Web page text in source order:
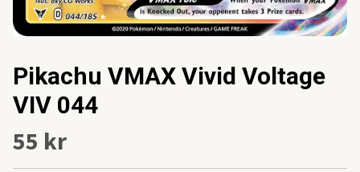
Pikachu VMAX Vivid Voltage
VIV 044
55 kr